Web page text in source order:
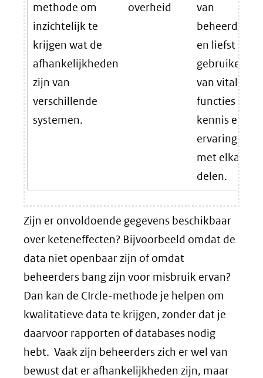
methode om
inzichtelijk te
krijgen wat de
afhankelijkheden
zijn van
verschillende
systemen.
overheid
van
beheerders
en liefst ook
gebruikers
van vitale
functies om
kennis en
ervaringen
met elkaar te
delen.
Zijn er onvoldoende gegevens beschikbaar
over keteneffecten? Bijvoorbeeld omdat de
data niet openbaar zijn of omdat
beheerders bang zijn voor misbruik ervan?
Dan kan de CIrcle-methode je helpen om
kwalitatieve data te krijgen, zonder dat je
daarvoor rapporten of databases nodig
hebt. Vaak zijn beheerders zich er wel van
bewust dat er afhankelijkheden zijn, maar